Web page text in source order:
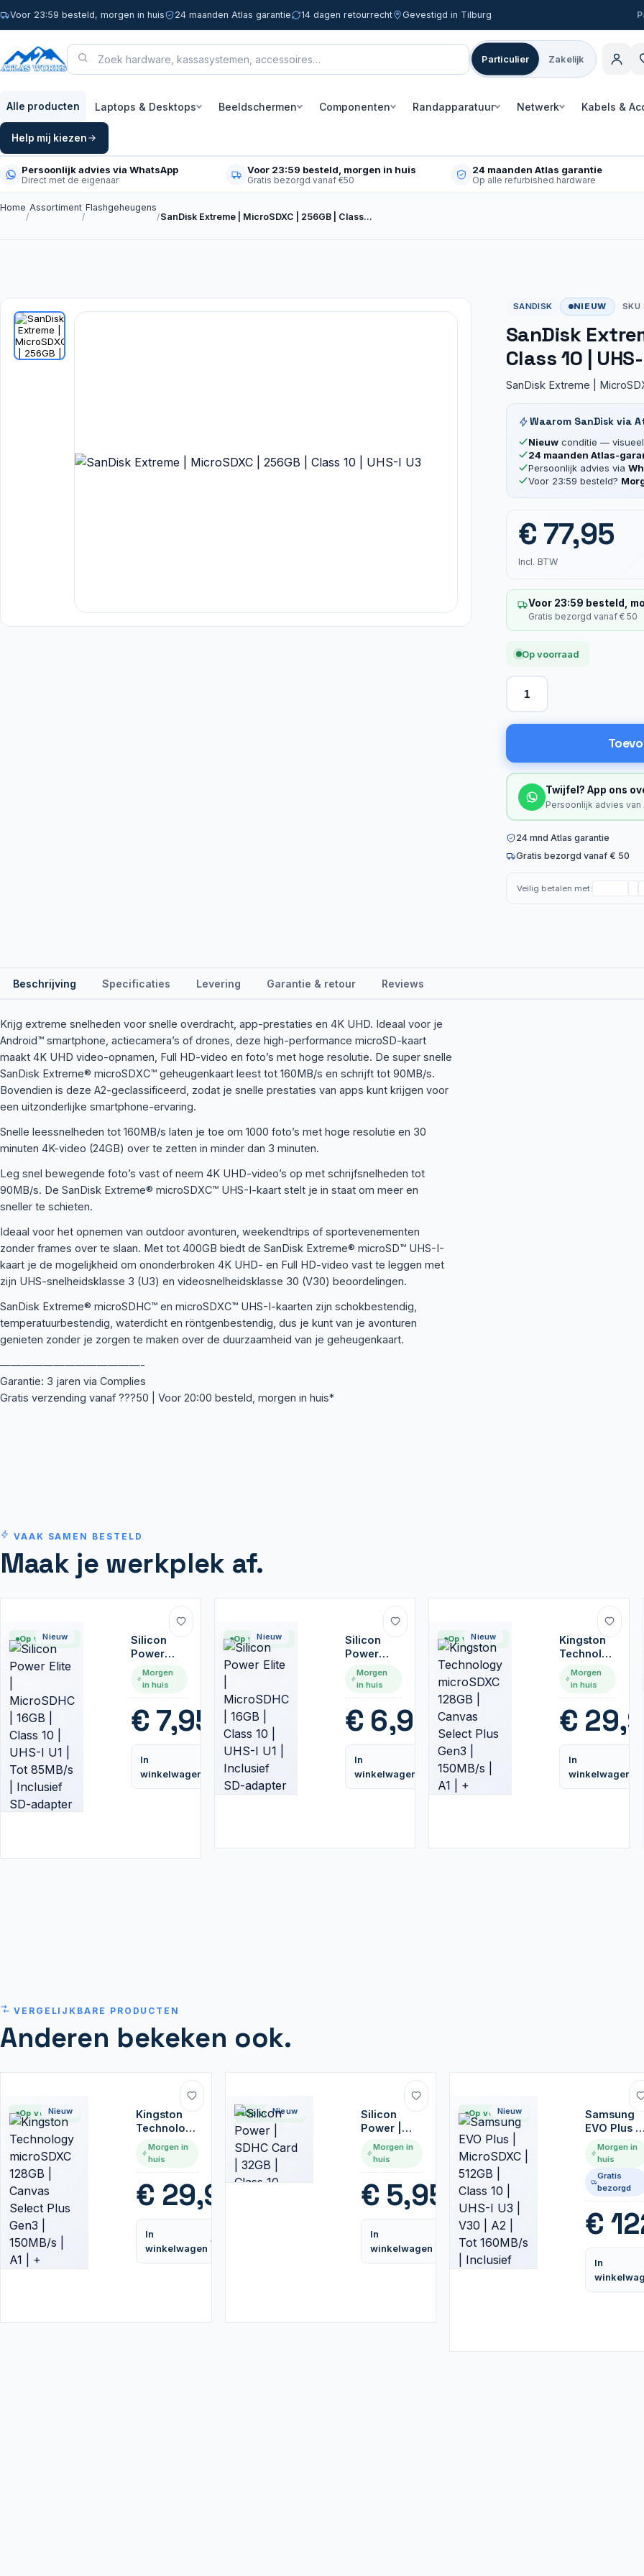
Voor 23:59 besteld, morgen in huis 24 maanden Atlas garantie 14 dagen retourrecht Gevestigd in Tilburg
Particulier Zakelijk
Alle producten Laptops & Desktops Beeldschermen Componenten Randapparatuur Netwerk Kabels &
Help mij kiezen
Persoonlijk advies via WhatsApp
Direct met de eigenaar
Voor 23:59 besteld, morgen in huis
Gratis bezorgd vanaf €50
24 maanden Atlas garantie
Op alle refurbished hardware
Home
/
Assortiment
/
Flashgeheugens
/SanDisk Extreme | MicroSDXC | 256GB | Class…
SANDISK NIEUW SKU
SanDisk
Class 10 |
SanDisk Extreme |
Waarom SanDisk via
Nieuwconditie — visueel
24 maanden Atlas-
Persoonlijk advies via
Voor 23:59 besteld?
€ 77,95
Incl. BTW
Voor 23:59 besteld,
Gratis bezorgd vanaf € 50
Op voorraad
Twijfel? App ons
Persoonlijk advies
24 mnd Atlas garantie
Gratis bezorgd vanaf € 50
Veilig betalen met:
Beschrijving Specificaties Levering Garantie & retour Reviews
Krijg extreme snelheden voor snelle overdracht, app-prestaties en 4K UHD. Ideaal voor je
Android™ smartphone, actiecamera’s of drones, deze high-performance microSD-kaart
maakt 4K UHD video-opnamen, Full HD-video en foto’s met hoge resolutie. De super snelle
SanDisk Extreme® microSDXC™ geheugenkaart leest tot 160MB/s en schrijft tot 90MB/s.
Bovendien is deze A2-geclassificeerd, zodat je snelle prestaties van apps kunt krijgen voor
een uitzonderlijke smartphone-ervaring.
Snelle leessnelheden tot 160MB/s laten je toe om 1000 foto’s met hoge resolutie en 30
minuten 4K-video (24GB) over te zetten in minder dan 3 minuten.
Leg snel bewegende foto’s vast of neem 4K UHD-video’s op met schrijfsnelheden tot
90MB/s. De SanDisk Extreme® microSDXC™ UHS-I-kaart stelt je in staat om meer en
sneller te schieten.
Ideaal voor het opnemen van outdoor avonturen, weekendtrips of sportevenementen
zonder frames over te slaan. Met tot 400GB biedt de SanDisk Extreme® microSD™ UHS-I-
kaart je de mogelijkheid om ononderbroken 4K UHD- en Full HD-video vast te leggen met
zijn UHS-snelheidsklasse 3 (U3) en videosnelheidsklasse 30 (V30) beoordelingen.
SanDisk Extreme® microSDHC™ en microSDXC™ UHS-I-kaarten zijn schokbestendig,
temperatuurbestendig, waterdicht en röntgenbestendig, dus je kunt van je avonturen
genieten zonder je zorgen te maken over de duurzaamheid van je geheugenkaart.
—————————————-
Garantie: 3 jaren via Complies
Gratis verzending vanaf ???50 | Voor 20:00 besteld, morgen in huis*
VAAK SAMEN BESTELD
Maak je werkplek af.
Op voorraad
Nieuw
Silicon
Power
Elite |
MicroSDHC
Class 10 |
UHS-I U1 |
Tot
85MB/s |
Inclusief
SD-
adapter |
Morgen
in huis
€ 7,95
In
winkelwagen
Vergelijk
Op voorraad
Nieuw
Silicon
Power
Elite |
MicroSDHC
Class 10 |
UHS-I U1 |
Inclusief
SD-
adapter |
Zwart
Morgen
in huis
€ 6,95
In
winkelwagen
Vergelijk
Op voorraad
Nieuw
Kingston
Technology
microSDXC
128GB |
Select
Plus Gen3
| 150MB/s
| A1 | +
Adapter
Morgen
in huis
€
In
winkelwagen
VERGELIJKBARE PRODUCTEN
Anderen bekeken ook.
Op voorraad
Nieuw
Kingston
Technology
microSDXC
128GB |
Select Plus
Gen3 |
150MB/s |
A1 | +
Adapter
Morgen in
huis
€ 29,95
In
winkelwagen
Op voorraad
Nieuw
Silicon
Power |
SDHC Card
| 32GB |
Morgen in
huis
€ 5,95
In
winkelwagen
Vergelijk
Op voorraad
Nieuw
Samsung
EVO Plus |
| 512GB |
UHS-I U3 |
V30 | A2 |
Tot
160MB/s |
Inclusief
adapter
Morgen in
huis
Gratis
bezorgd
€
In